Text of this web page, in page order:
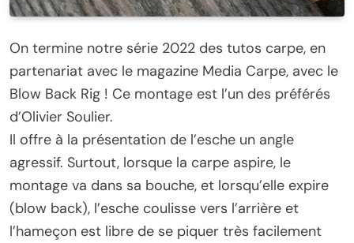
On termine notre série 2022 des tutos carpe, en
partenariat avec le magazine Media Carpe, avec le
Blow Back Rig ! Ce montage est l’un des préférés
d’Olivier Soulier.
Il offre à la présentation de l’esche un angle
agressif. Surtout, lorsque la carpe aspire, le
montage va dans sa bouche, et lorsqu’elle expire
(blow back), l’esche coulisse vers l’arrière et
l’hameçon est libre de se piquer très facilement